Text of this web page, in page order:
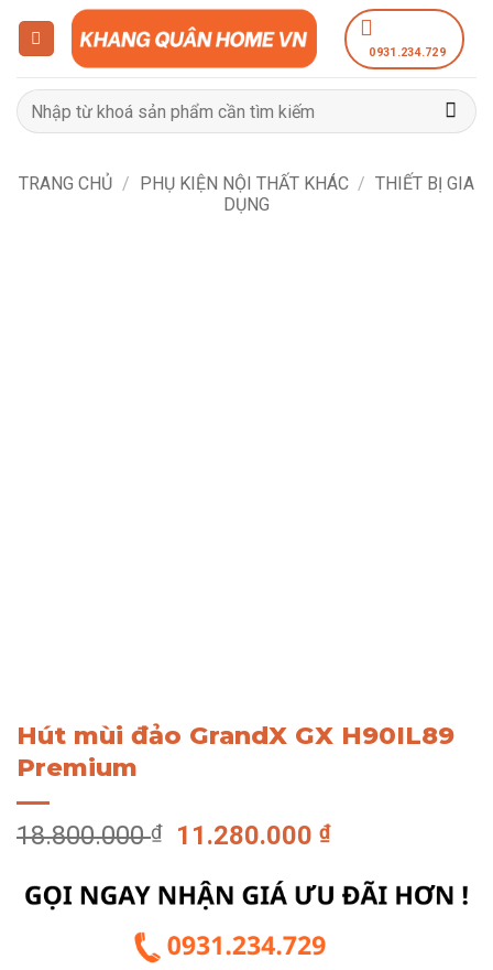
dung
0931.234.729
Tìm
kiếm:
TRANG CHỦ / PHỤ KIỆN NỘI THẤT KHÁC / THIẾT BỊ GIA
DỤNG
Hút mùi đảo GrandX GX H90IL89
Premium
18.800.000₫
Giá
là:
18.800.000 ₫.
11.280.000₫Giá
tại
là: